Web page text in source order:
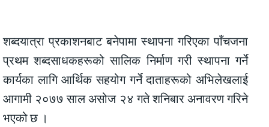
शब्दयात्रा प्रकाशनबाट बनेपामा स्थापना गरिएका पाँचजना
प्रथम शब्दसाधकहरूको सालिक निर्माण गरी स्थापना गर्ने
कार्यका लागि आर्थिक सहयोग गर्ने दाताहरूको अभिलेखलाई
आगामी २०७७ साल असोज २४ गते शनिबार अनावरण गरिने
भएको छ ।